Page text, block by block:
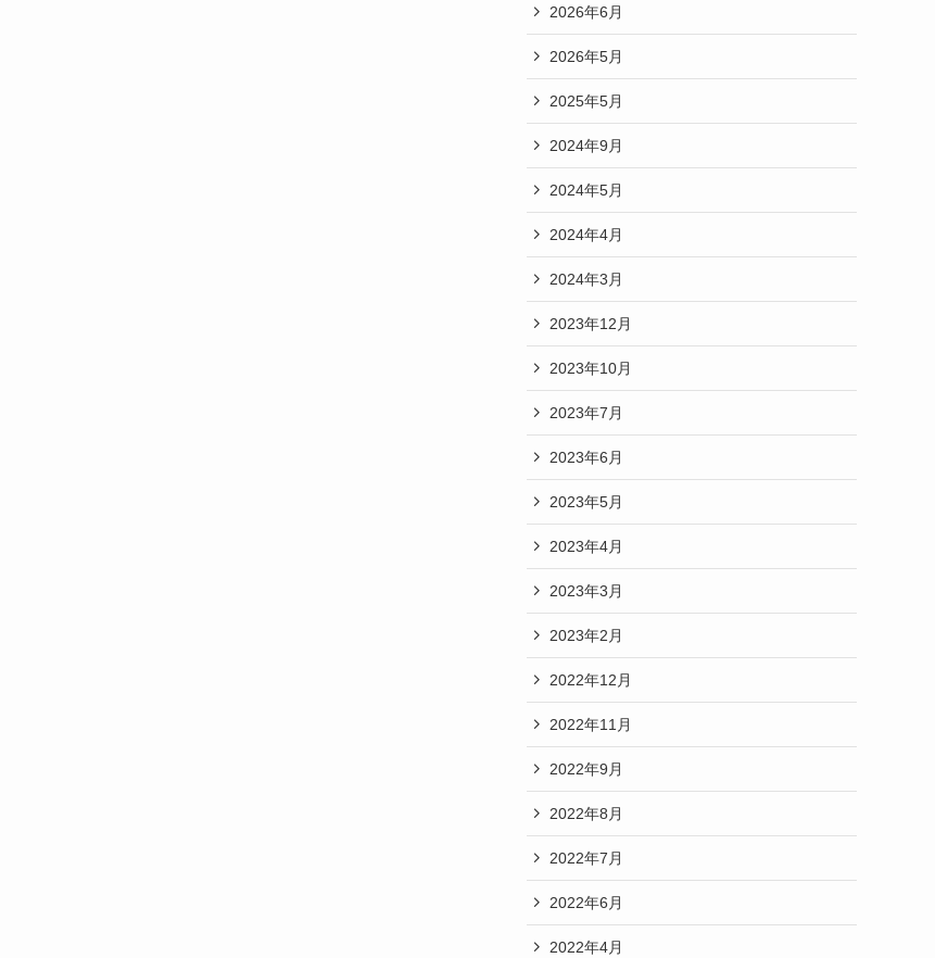
2026年6月
2026年5月
2025年5月
2024年9月
2024年5月
2024年4月
2024年3月
2023年12月
2023年10月
2023年7月
2023年6月
2023年5月
2023年4月
2023年3月
2023年2月
2022年12月
2022年11月
2022年9月
2022年8月
2022年7月
2022年6月
2022年4月